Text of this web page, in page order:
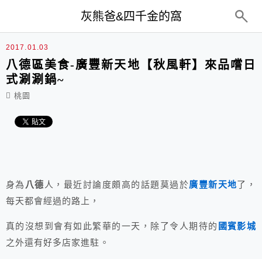
灰熊爸&四千金的窩
2017.01.03
八德區美食-廣豐新天地【秋風軒】來品嚐日
式涮涮鍋~
桃園
身為 八德人，最近討論度頗高的話題莫過於廣豐新天地 了，
每天都會經過的路上，
真的沒想到會有如此繁華的一天，除了令人期待的 國賓影城
之外還有好多店家進駐。